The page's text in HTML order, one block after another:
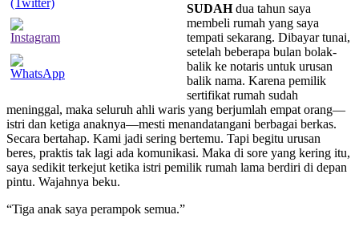
SUDAHdua tahun saya
membeli rumah yang saya
tempati sekarang. Dibayar tunai,
setelah beberapa bulan bolak-
balik ke notaris untuk urusan
balik nama. Karena pemilik
sertifikat rumah sudah
meninggal, maka seluruh ahli waris yang berjumlah empat orang—
istri dan ketiga anaknya—mesti menandatangani berbagai berkas.
Secara bertahap. Kami jadi sering bertemu. Tapi begitu urusan
beres, praktis tak lagi ada komunikasi. Maka di sore yang kering itu,
saya sedikit terkejut ketika istri pemilik rumah lama berdiri di depan
pintu. Wajahnya beku.
“Tiga anak saya perampok semua.”